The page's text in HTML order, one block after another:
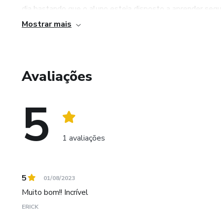
dia bastando que o aluno esteja disposto a aprender
Mostrar mais
Avaliações
5 1 avaliações
5 01/08/2023
Muito bom!! Incrível
ERICK